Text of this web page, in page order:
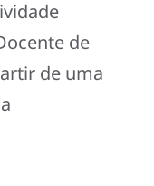
de
de uma